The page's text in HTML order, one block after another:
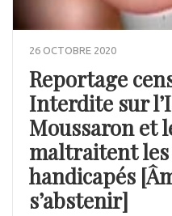
26 OCTOBRE 2020
Reportage
Interdite sur
Moussaron et
maltraitent
handicapés
s’abstenir]